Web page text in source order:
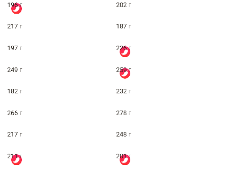
196 г 202 г
217 г 187 г
197 г 226 г
249 г 259 г
182 г 232 г
266 г 278 г
217 г 248 г
211 г 201 г